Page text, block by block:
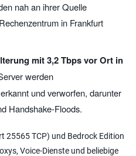
nah an ihrer Quelle
in Frankfurt
mit 3,2 Tbps vor Ort in
werden
und verworfen, darunter
Handshake-Floods.
25565 TCP) und Bedrock Edition
Voice-Dienste und beliebige